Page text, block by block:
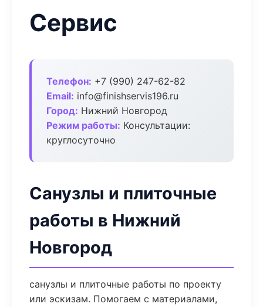
Сервис
Телефон: +7 (990) 247-62-82
Email: info@finishservis196.ru
Город: Нижний Новгород
Режим работы: Консультации:
круглосуточно
Санузлы и плиточные
работы в Нижний
Новгород
санузлы и плиточные работы по проекту
или эскизам. Помогаем с материалами,